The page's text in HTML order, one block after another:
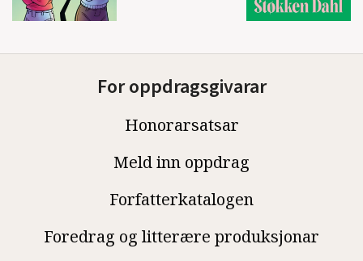
For oppdragsgivarar
Honorarsatsar
Meld inn oppdrag
Forfatterkatalogen
Foredrag og litterære produksjonar